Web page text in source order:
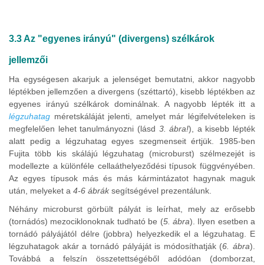
3.3 Az "egyenes irányú" (divergens) szélkárok
jellemzői
Ha egységesen akarjuk a jelenséget bemutatni, akkor nagyobb
léptékben jellemzően a divergens (széttartó), kisebb léptékben az
egyenes irányú szélkárok dominálnak. A nagyobb lépték itt a
légzuhatag méretskáláját jelenti, amelyet már légifelvételeken is
megfelelően lehet tanulmányozni (lásd 3. ábra!), a kisebb lépték
alatt pedig a légzuhatag egyes szegmenseit értjük. 1985-ben
Fujita több kis skálájú légzuhatag (microburst) szélmezejét is
modellezte a különféle cellaáthelyeződési típusok függvényében.
Az egyes típusok más és más kármintázatot hagynak maguk
után, melyeket a 4-6 ábráksegítségével prezentálunk.
Néhány microburst görbült pályát is leírhat, mely az erősebb
(tornádós) mezociklonoknak tudható be (5. ábra). Ilyen esetben a
tornádó pályájától délre (jobbra) helyezkedik el a légzuhatag. E
légzuhatagok akár a tornádó pályáját is módosíthatják (6. ábra).
Továbbá a felszín összetettségéből adódóan (domborzat,